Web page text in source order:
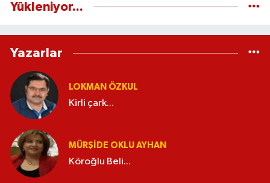
Yükleniyor...
Yazarlar
LOKMAN ÖZKUL
Kirli çark...
MÜRŞIDE OKLU AYHAN
Köroğlu Beli...